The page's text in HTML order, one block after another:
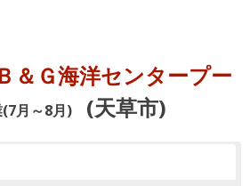
＆Ｇ海洋センタープー
月～8月) (天草市)